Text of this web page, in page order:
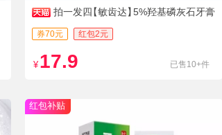
拍一发四【敏齿达】5%羟基磷灰石牙膏
券70元 红包2元
¥ 17.9 已售10+件
红包补贴